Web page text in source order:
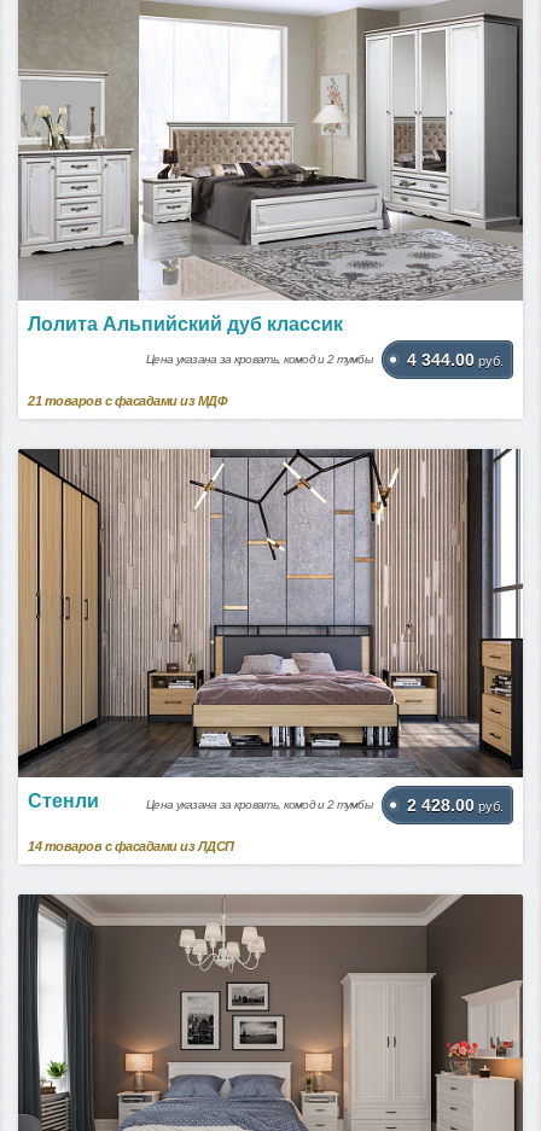
Лолита Альпийский дуб классик
Цена указана за кровать, комод и 2 тумбы 4 344.00 руб.
21 товаров с фасадами из МДФ
Стенли Цена указана за кровать, комод и 2 тумбы 2 428.00 руб.
14 товаров с фасадами из ЛДСП